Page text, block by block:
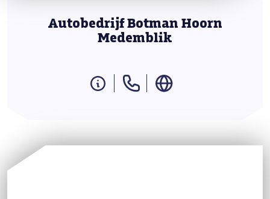
Autobedrijf Botman Hoorn
Medemblik